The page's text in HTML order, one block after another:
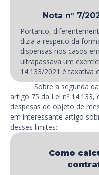
Nota n° 7/
Portanto,
dizia a respeito da
dispensas nos casos
ultrapassava um
14.133/2021 é taxativa
Sobre a segunda das
artigo 75 da Lei nº
despesas de objeto de
em interessante artigo
desses limites:
Como